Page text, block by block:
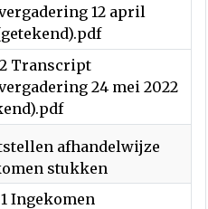
12 april
Transcript
24 mei 2022
afhandelwijze
stukken
Ingekomen